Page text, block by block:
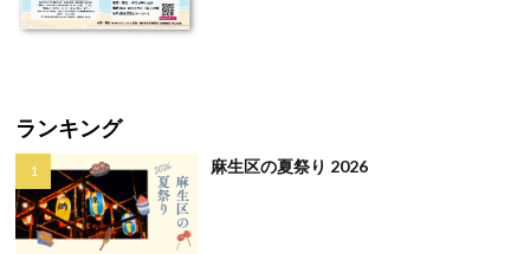
ランキング
麻生区の夏祭り 2026